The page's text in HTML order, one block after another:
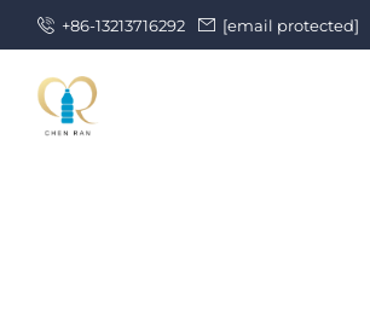
+86-13213716292 [email protected]